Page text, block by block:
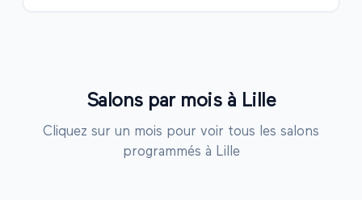
Salons par mois à Lille
Cliquez sur un mois pour voir tous les salons
programmés à Lille